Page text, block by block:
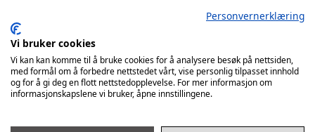
Administrasjonen i Elverum Håndball
Styre og utvalg
VARSLINGSRUTINER FOR ELVERUM HÅNDBALL
Personvernerklæring
Vi bruker cookies
Vi kan kan komme til å bruke cookies for å analysere besøk på nettsiden,
med formål om å forbedre nettstedet vårt, vise personlig tilpasset innhold
og for å gi deg en flott nettstedopplevelse. For mer informasjon om
informasjonskapslene vi bruker, åpne innstillingene.